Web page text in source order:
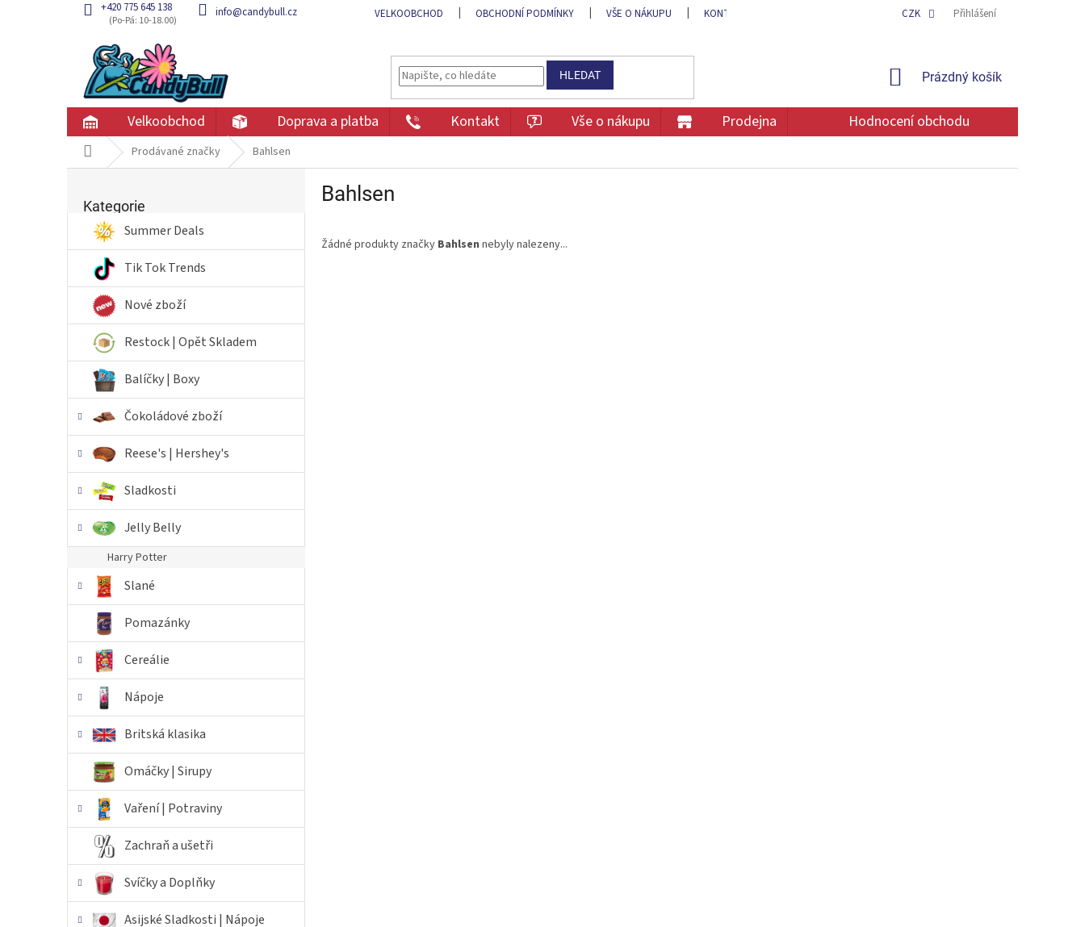
+420 775 645 138 info@candybull.cz VELKOOBCHOD OBCHODNÍ PODMÍNKY VŠE O NÁKUPU KONTAKT OCHRANA OSOBNÍCH ÚDAJŮCZK Přihlášení
HLEDAT
NÁKUPNÍ
Prázdný košík
Velkoobchod Doprava a platba Kontakt Vše o nákupu Prodejna Hodnocení obchodu
Domů Prodávané značky Bahlsen
r
n
í
kategorie
Kategorie
Summer Deals
Tik Tok Trends
Nové zboží
Restock | Opět Skladem
Balíčky | Boxy
Čokoládové zboží
Reese's | Hershey's
Sladkosti
Jelly Belly
Harry Potter
Slané
Pomazánky
Cereálie
Nápoje
Britská klasika
Omáčky | Sirupy
Vaření | Potraviny
Zachraň a ušetři
Svíčky a Doplňky
Asijské Sladkosti | Nápoje
Bahlsen
Žádné produkty značky Bahlsen nebyly nalezeny...